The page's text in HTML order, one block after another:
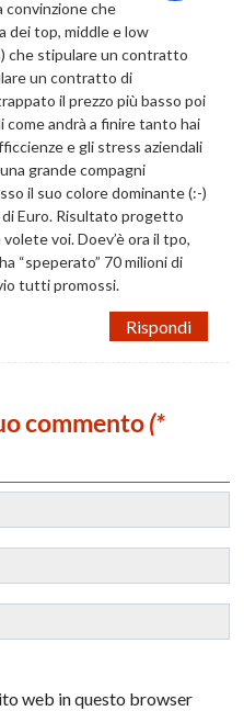
convinzione che
dei top, middle e low
che stipulare un contratto
un contratto di
il prezzo più basso poi
andrà a finire tanto hai
e gli stress aziendali
grande compagni
il suo colore dominante (:-)
Euro. Risultato progetto
voi. Doev’è ora il tpo,
“speperato” 70 milioni di
tutti promossi.
Rispondi
commento(*
web in questo browser